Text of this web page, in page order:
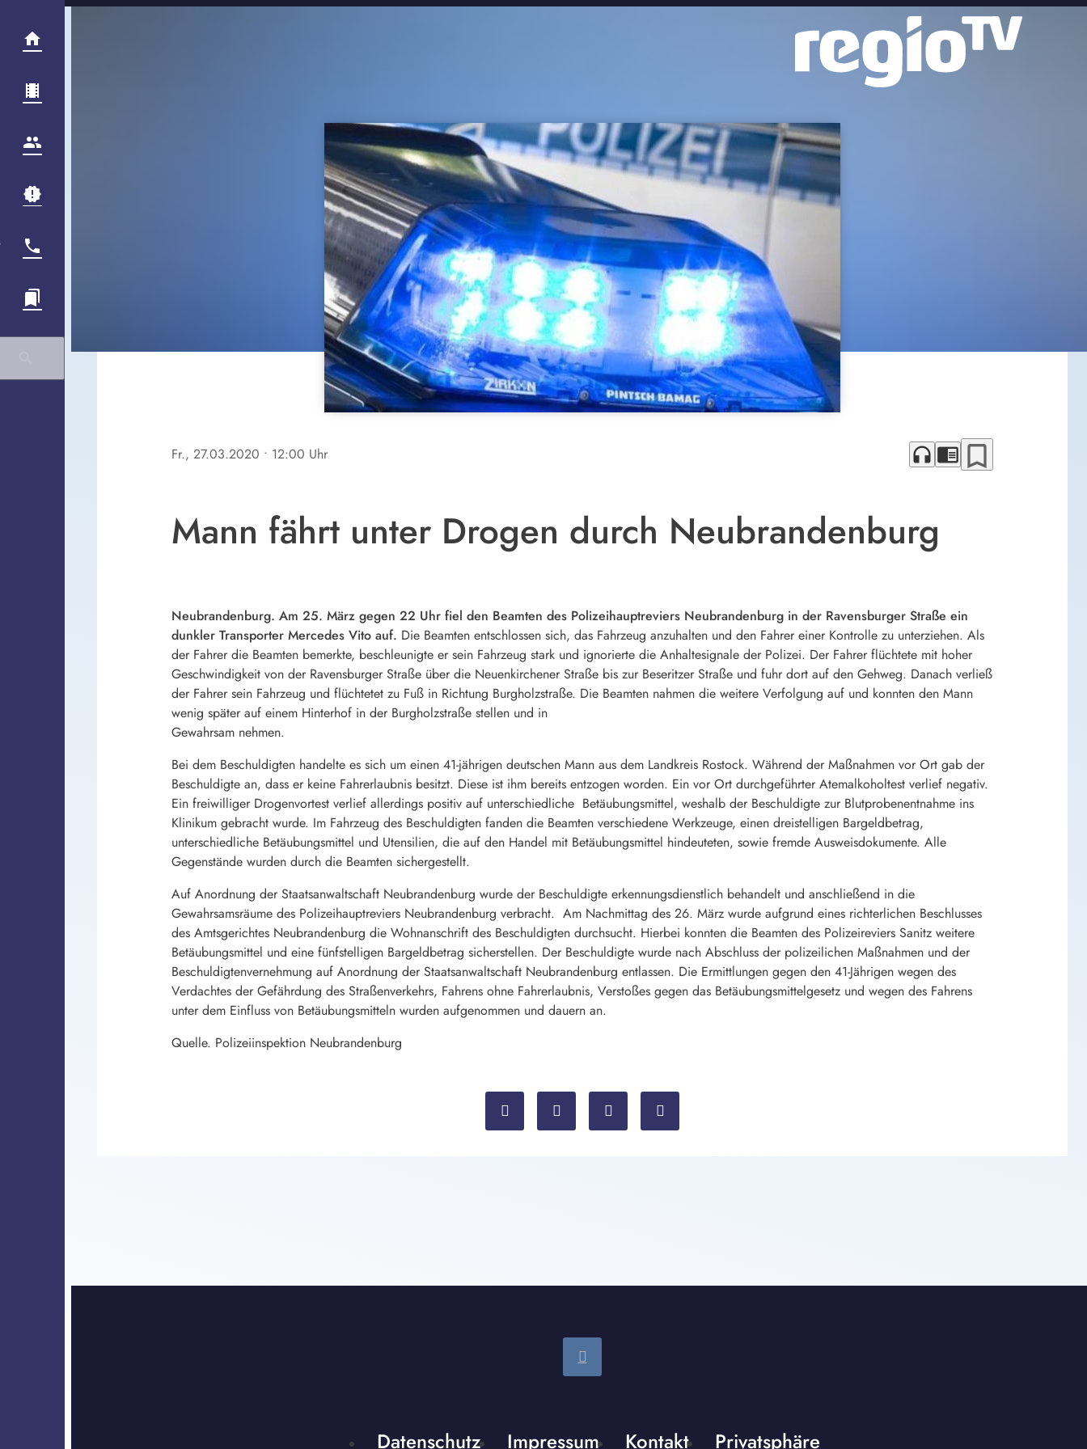
Fr., 27.03.2020 • 12:00 Uhr headphones chrome_reader_mode bookmark_border
Mann fährt unter Drogen durch Neubrandenburg
Neubrandenburg. Am 25. März gegen 22 Uhr fiel den Beamten des Polizeihauptreviers Neubrandenburg in der Ravensburger Straße ein
dunkler Transporter Mercedes Vito auf. Die Beamten entschlossen sich, das Fahrzeug anzuhalten und den Fahrer einer Kontrolle zu unterziehen. Als
der Fahrer die Beamten bemerkte, beschleunigte er sein Fahrzeug stark und ignorierte die Anhaltesignale der Polizei. Der Fahrer flüchtete mit hoher
Geschwindigkeit von der Ravensburger Straße über die Neuenkirchener Straße bis zur Beseritzer Straße und fuhr dort auf den Gehweg. Danach verließ
der Fahrer sein Fahrzeug und flüchtetet zu Fuß in Richtung Burgholzstraße. Die Beamten nahmen die weitere Verfolgung auf und konnten den Mann
wenig später auf einem Hinterhof in der Burgholzstraße stellen und in
Gewahrsam nehmen.
Bei dem Beschuldigten handelte es sich um einen 41-jährigen deutschen Mann aus dem Landkreis Rostock. Während der Maßnahmen vor Ort gab der
Beschuldigte an, dass er keine Fahrerlaubnis besitzt. Diese ist ihm bereits entzogen worden. Ein vor Ort durchgeführter Atemalkoholtest verlief negativ.
Ein freiwilliger Drogenvortest verlief allerdings positiv auf unterschiedliche Betäubungsmittel, weshalb der Beschuldigte zur Blutprobenentnahme ins
Klinikum gebracht wurde. Im Fahrzeug des Beschuldigten fanden die Beamten verschiedene Werkzeuge, einen dreistelligen Bargeldbetrag,
unterschiedliche Betäubungsmittel und Utensilien, die auf den Handel mit Betäubungsmittel hindeuteten, sowie fremde Ausweisdokumente. Alle
Gegenstände wurden durch die Beamten sichergestellt.
Auf Anordnung der Staatsanwaltschaft Neubrandenburg wurde der Beschuldigte erkennungsdienstlich behandelt und anschließend in die
Gewahrsamsräume des Polizeihauptreviers Neubrandenburg verbracht. Am Nachmittag des 26. März wurde aufgrund eines richterlichen Beschlusses
des Amtsgerichtes Neubrandenburg die Wohnanschrift des Beschuldigten durchsucht. Hierbei konnten die Beamten des Polizeireviers Sanitz weitere
Betäubungsmittel und eine fünfstelligen Bargeldbetrag sicherstellen. Der Beschuldigte wurde nach Abschluss der polizeilichen Maßnahmen und der
Beschuldigtenvernehmung auf Anordnung der Staatsanwaltschaft Neubrandenburg entlassen. Die Ermittlungen gegen den 41-Jährigen wegen des
Verdachtes der Gefährdung des Straßenverkehrs, Fahrens ohne Fahrerlaubnis, Verstoßes gegen das Betäubungsmittelgesetz und wegen des Fahrens
unter dem Einfluss von Betäubungsmitteln wurden aufgenommen und dauern an.
Quelle. Polizeiinspektion Neubrandenburg
Datenschutz Impressum Kontakt Privatsphäre